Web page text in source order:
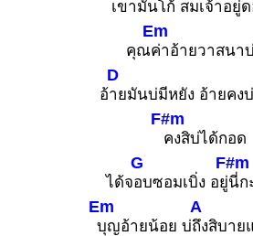
เขามันโก้ สมเจ้าอยู่
คุณ
Em
ค่าอ้ายวาสนา
อ้
D
ายมันบ่มีหยัง อ้ายคง
F#m
คงสิบ่ได้กอด
ได้จ
G
อบซอมเบิ่ง อยู่
F#m
นี่ก
Em
บุญอ้ายน้อย บ่
A
ถึงสิบาย